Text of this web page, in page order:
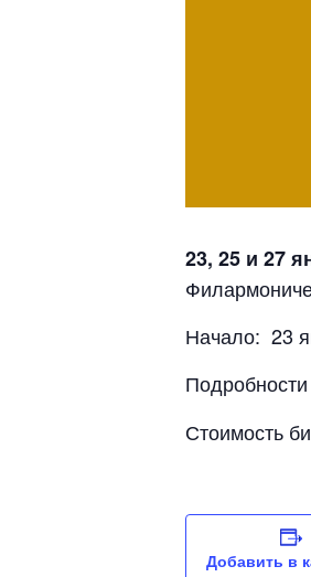
23, 25 и 27
Начало: 23
Подробности
Стоимость
Добавить в